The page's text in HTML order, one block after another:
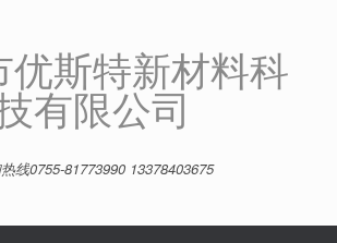
优斯特新材料科
有限公司
线0755-81773990 13378403675